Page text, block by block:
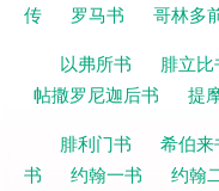
传
罗马书 哥林多
以弗所书
腓立比
帖撒罗尼迦后书
提
腓利门书
希伯来
书
约翰一书 约翰